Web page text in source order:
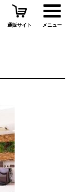
メニュー
通販サイト